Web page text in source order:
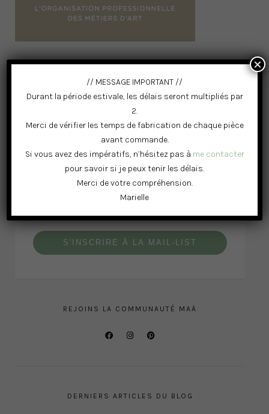
RESTONS CONNECTÉS
S'INSCRIRE À LA MAIL-LIST
REJOINS LA COMMUNAUTÉ MAÄ
DERNIERS ARTICLES DU BLOG
// MESSAGE IMPORTANT //
Durant la période estivale, les délais seront multipliés par
2.
Merci de vérifier les temps de fabrication de chaque pièce
avant commande.
Si vous avez des impératifs, n’hésitez pas à me contacter
pour savoir si je peux tenir les délais.
Merci de votre compréhension.
Marielle
×